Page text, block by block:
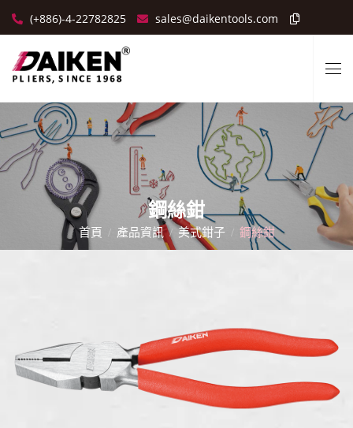
(+886)-4-22782825 sales@daikentools.com
鋼絲鉗
首頁 產品資訊 美式鉗子 鋼絲鉗